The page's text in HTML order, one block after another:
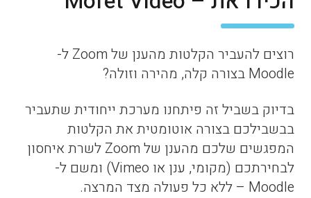
רוצים להעביר הקלטות מהענן של Zoom ל-
Moodle בצורה קלה, מהירה וזולה?
בדיוק בשביל זה פיתחנו מערכת ייחודית שתעביר
בבשבילכם בצורה אוטומטית את הקלטות
המפגשים שלכם מהענן של Zoom לשרת איחסון
לבחירתכם (מקומי, ענן או Vimeo) ומשם ל-
Moodle – ללא כל פעולה מצד המרצה.